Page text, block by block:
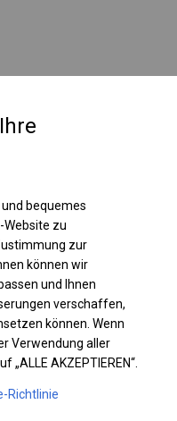
genutzt werden.
bequemes
Website zu
zur
können wir
und Ihnen
verschaffen,
können. Wenn
Verwendung aller
AKZEPTIEREN“.
Richtlinie